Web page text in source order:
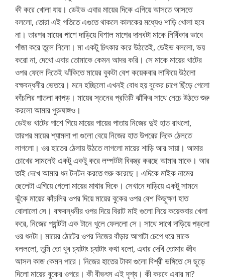
কী করে খোলা যায়। ডেইভ এবার মায়ের দিকে এগিয়ে আসতে আসতে
বললো, তোরা এই গতিতে এগুতে থাকলে কালকের মধ্যেও শাড়ি খোলা হবে
না। তারপর মায়ের পাশে দাড়িয়ে বিশাল মাপের দানবটা মাকে নির্বিকার ভাবে
পাঁজা করে তুলে নিলো। মা একটু চিৎকার করে উঠতেই, ডেইভ বললো, ভয়
করো না, দেখো এবার তোমাকে কেমন আদর করি। সে মাকে মায়ের খাটের
ওপর ফেলে দিতেই ঝাঁকিতে মায়ের বুকটা বেশ কয়েকবার লাফিয়ে উঠলো
বক্ষবন্ধনীর ভেতরে। মনে হচ্ছিলো এখনই বোধ হয় বুকের চাপে ছিঁড়ে গেলো
কাঁচলির পাতলা কাপড়। মায়ের স্তনের প্রতিটি ঝাঁকির সাথে নেচে উঠতে শুরু
করলো আমার পুরুষাঙ্গও।
ডেইভ খাটের পাশে গিয়ে মায়ের পায়ের পাতায় নিজের দুই হাত রাখলো,
তারপর মায়ের শ্যামলা পা গুলো বেয়ে নিজের হাত উপরের দিকে ঠেলতে
লাগলো। ওর হাতের ঠেলায় উঠতে লাগলো মায়ের শাড়ি আর সায়া। আমার
চোখের সামনেই একটু একটু করে লম্পটটা বিবস্ত্র করছে আমার মাকে। আর
তাই দেখে আমার ধন টনটন করতে শুরু করেছে। এদিকে মাইক নামের
ছেলেটা এগিয়ে গেলো মায়ের মাথার দিকে। সেখানে দাড়িয়ে একটু সামনে
ঝুঁকে মায়ের কাঁচলির ওপর দিয়ে মায়ের বুকের ওপর বেশ কিছুক্ষণ হাত
বোলালো সে। বক্ষবন্ধনীর ওপর দিয়ে বিরাট মাই গুলো নিয়ে কয়েকবার খেলা
করে, নিজের প্যান্টটা এক টানে খুলে ফেললো সে। সাথে সাথে দাড়িয়ে পড়লো
ওর ধনটা। মায়ের ঠোটের ওপর নিজের বাঁড়ার আগাটা চেপে ধরে মাকে
বলললো, তুমি তো খুব চ্যাটাং চ্যাটাং কথা বলো, এবার দেখি তোমার জীব
আসল কাজ কেমন পারে। নিজের হাতের টাকা গুলো বিশ্রী ভঙ্গিতে সে ছুড়ে
দিলো মায়ের বুকের ওপরে। কী বীভৎস এই দৃশ্য। কী করবে এবার মা?